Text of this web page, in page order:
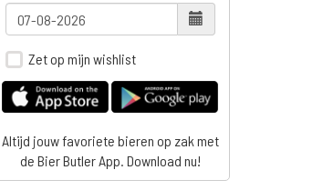
Zet op mijn wishlist
Altijd jouw favoriete bieren op zak met
de Bier Butler App. Download nu!